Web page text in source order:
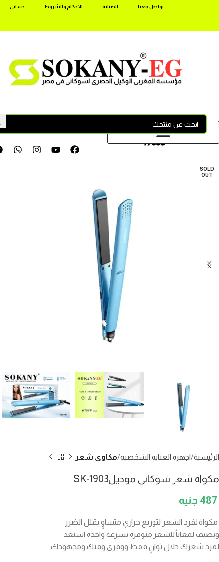
تواصل معنا الصيانة الاحكام والشروط حسابى
17355
SOLD
OUT
الرئيسية اجهزه العنايه الشخصيه مكاوى شعر
مكواه شعر سوكاني موديلSK-1903
487
مكواة لفرد الشعر لتوزيع حراري متساوٍ يقلل الضرر
ويضيف لمعاناً للشعر متوفره بسرعه واحده استعد
لفرد شعرك خلال ثوانٍ فقط ووفري وقتك ومجهودك